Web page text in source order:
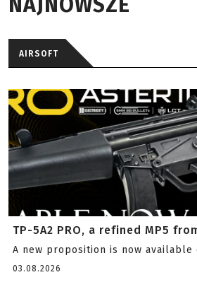
AIRSOFT
TP-5A2 PRO, a refined MP5
A new proposition is now available
03.08.2026